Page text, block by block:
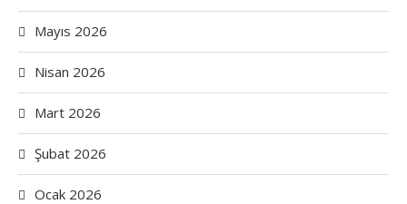
Mayıs 2026
Nisan 2026
Mart 2026
Şubat 2026
Ocak 2026